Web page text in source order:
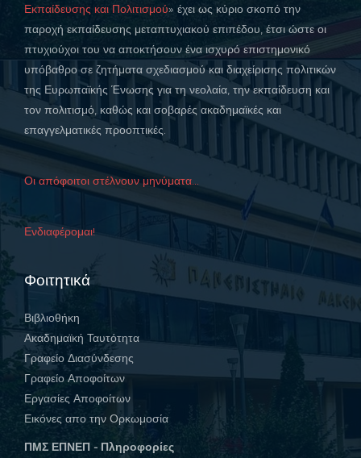
Εκπαίδευσης και Πολιτισμού» έχει ως κύριο σκοπό την
παροχή εκπαίδευσης μεταπτυχιακού επιπέδου, έτσι ώστε οι
πτυχιούχοι του να αποκτήσουν ένα ισχυρό επιστημονικό
υπόβαθρο σε ζητήματα σχεδιασμού και διαχείρισης πολιτικών
της Ευρωπαϊκής Ένωσης για τη νεολαία, την εκπαίδευση και
τον πολιτισμό, καθώς και σοβαρές ακαδημαϊκές και
επαγγελματικές προοπτικές.
Οι απόφοιτοι στέλνουν μηνύματα...
Ενδιαφέρομαι!
Φοιτητικά
Βιβλιοθήκη
Ακαδημαϊκή Ταυτότητα
Γραφείο Διασύνδεσης
Γραφείο Αποφοίτων
Εργασίες Αποφοίτων
Εικόνες απο την Ορκωμοσία
ΠΜΣ ΕΠΝΕΠ - Πληροφορίες